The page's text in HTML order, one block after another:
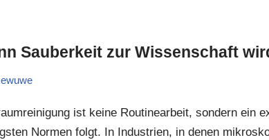
Sauberkeit zur Wissenschaft
ist keine Routinearbeit, sondern ein
Normen folgt. In Industrien, in denen